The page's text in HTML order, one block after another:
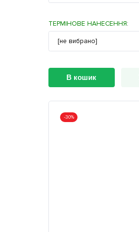
ТЕРМІНОВЕ НАНЕСЕННЯ:
В кошик
-30%